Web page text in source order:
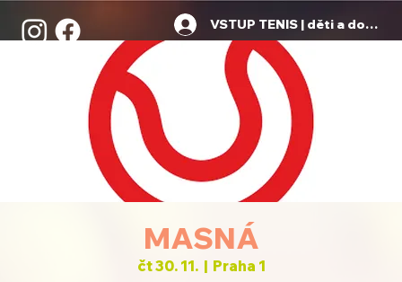
VSTUP TENIS | děti a dospělí
MASNÁ
čt 30. 11.
  |
Praha 1